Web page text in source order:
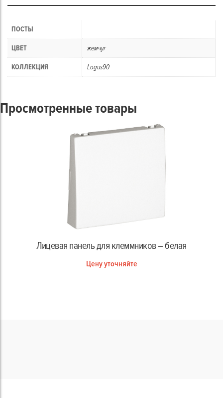
ПОСТЫ
ЦВЕТ жемчуг
КОЛЛЕКЦИЯ Logus90
Просмотренные товары
Лицевая панель для клеммников – белая
Цену уточняйте